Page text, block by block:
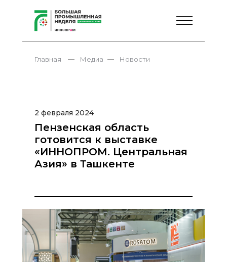
Главная Новости
— Медиа —
Пензенская область
готовится к выставке
«ИННОПРОМ. Центральная
Азия» в Ташкенте
2 февраля 2024